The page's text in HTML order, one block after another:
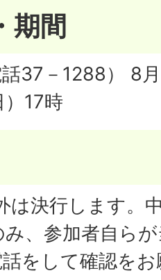
期間
37－1288） 8
17時
は決行します。
、参加者自ら
をして確認を